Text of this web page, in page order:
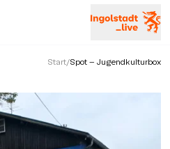
Start/Spot - Jugendkulturbox
Highlights & Stadtleben